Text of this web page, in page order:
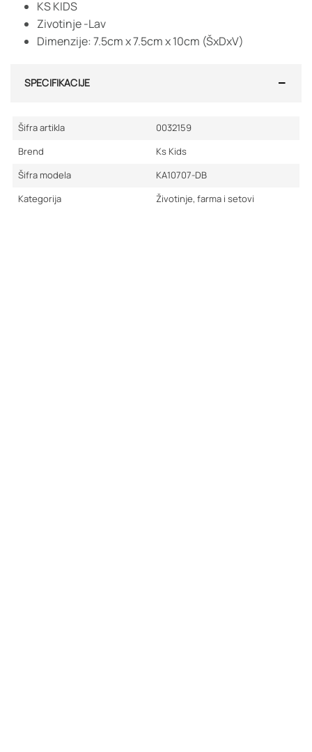
KS KIDS
Zivotinje -Lav
Dimenzije: 7.5cm x 7.5cm x 10cm (ŠxDxV)
SPECIFIKACIJE
Šifra artikla
0032159
Brend
Ks Kids
Šifra modela
KA10707-DB
Kategorija
Životinje, farma i setovi